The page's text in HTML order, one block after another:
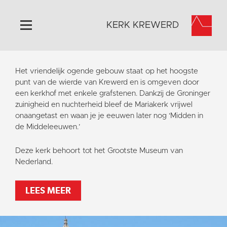
Home
Algemeen
Historie
Omgeving
Het Grootste Museum
Activiteiten
Steun ons
Contact
Vaktaal
KERK KREWERD
Het vriendelijk ogende gebouw staat op het hoogste
punt van de wierde van Krewerd en is omgeven door
een kerkhof met enkele grafstenen. Dankzij de Groninger
zuinigheid en nuchterheid bleef de Mariakerk vrijwel
onaangetast en waan je je eeuwen later nog ‘Midden in
de Middeleeuwen.’
Deze kerk behoort tot het Grootste Museum van
Nederland.
LEES MEER